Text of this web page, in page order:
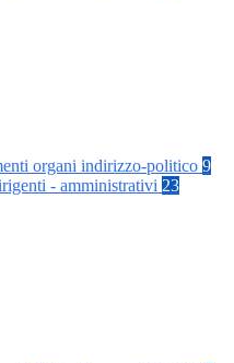
organi indirizzo-politico 9
- amministrativi 23